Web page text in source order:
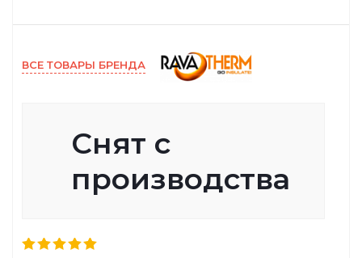
ВСЕ ТОВАРЫ БРЕНДА
Снят с
производства